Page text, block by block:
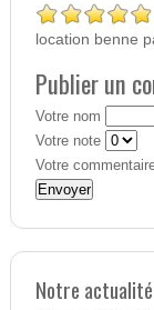
location benne
Publier un
Votre nom
Votre note
Votre
Notre actualité